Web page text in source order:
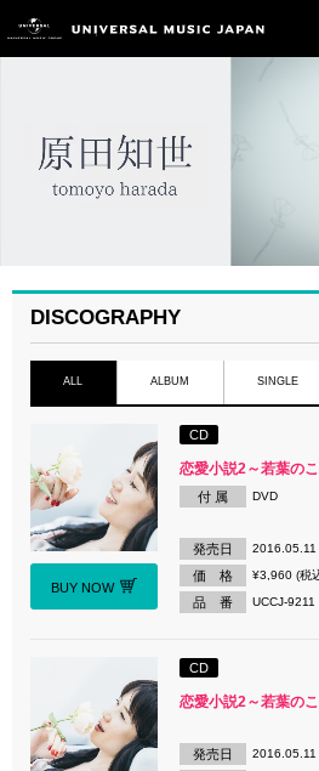
DISCOGRAPHY
ALL ALBUM SINGLE
BUY NOW
CD
恋愛小説2～若葉の
付 属 DVD
発売日 2016.05.11
価 格 ¥3,960 (税
品 番 UCCJ-9211
CD
恋愛小説2～若葉の
発売日 2016.05.11